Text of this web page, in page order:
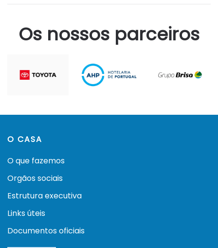
Os nossos parceiros
O CASA
O que fazemos
Orgãos sociais
Estrutura executiva
Links úteis
Documentos oficiais